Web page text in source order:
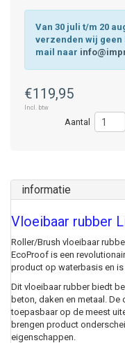
Van 30 juli t/m 20
verzenden wij
mail naar
€119,95
Incl. btw
informatie
Vloeibaar rubber
Roller/Brush vloeibaar
EcoProof is een
product op waterbasis en
Dit vloeibaar rubber biedt
beton, daken en metaal.
toepasbaar op de meest
brengen product
eigenschappen.